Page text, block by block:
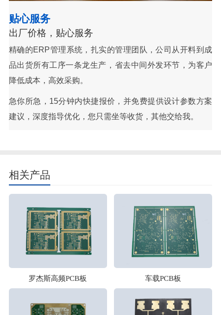
贴心服务
出厂价格，贴心服务
精确的ERP管理系统，扎实的管理团队，公司从开料到成
品出货所有工序一条龙生产，省去中间外发环节，为客户
降低成本，高效采购。
急你所急，15分钟内快捷报价，并免费提供设计参数方案
建议，深度指导优化，您只需坐等收货，其他交给我。
相关产品
罗杰斯高频PCB板 车载PCB板